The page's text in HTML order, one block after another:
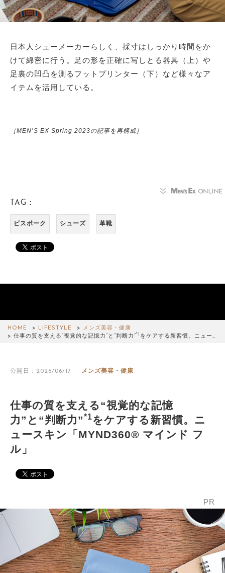
日本人シューメーカーらしく、採寸はしっかり時間をか
けて綿密に行う。足の形を正確に写しとる器具（上）や
足裏の凹凸を測るフットプリンター（下）など様々なア
イテムを活用している。
［MEN’S EX Spring 2023の記事を再構成］
TAG：
ビスポーク シューズ 革靴
HOME LIFESTYLE
メンズ美容・健康
仕事の質を支える“視覚的な記憶力”と“判断力”*1 をケアする新習慣。ニュー…
公開日：2026/06/17 メンズ美容・健康
仕事の質を支える“視覚的な記憶
力”と“判断力”*1をケアする新習慣。ニ
ュースキン「MYND360® マインド フ
ル」
PR